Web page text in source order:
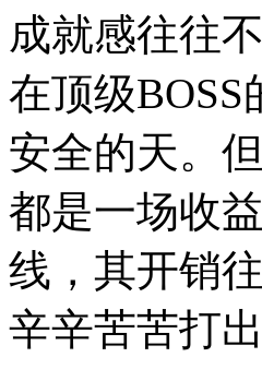
成就感往往
在顶级
安全的天。
都是一场收
线，其开销
辛辛苦苦打